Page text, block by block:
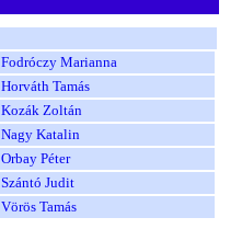
Fodróczy Marianna
Horváth Tamás
Kozák Zoltán
Nagy Katalin
Orbay Péter
Szántó Judit
Vörös Tamás